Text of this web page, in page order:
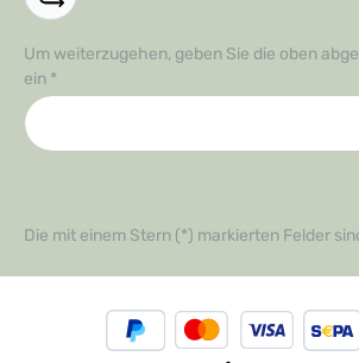
Um weiterzugehen, geben Sie die oben
ein *
Die mit einem Stern (*) markierten Felder